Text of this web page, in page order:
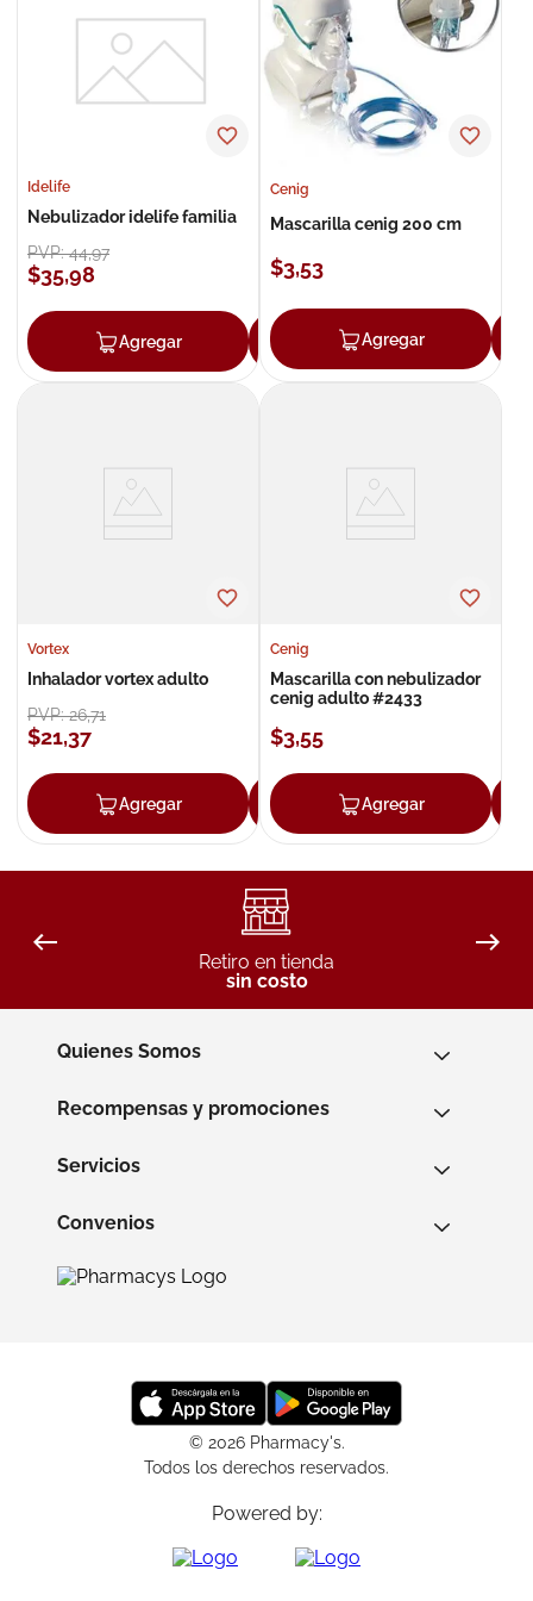
Idelife
Nebulizador idelife familia
PVP:44,97
$35,98
Agregar Agregar
Cenig
Mascarilla cenig 200 cm
$3,53
Agregar
Vortex
Inhalador vortex adulto
PVP:26,71
$21,37
Agregar Agregar
Cenig
Mascarilla con nebulizador
cenig adulto #2433
$3,55
Agregar
Retiro en tienda
sin costo
Quienes Somos
Recompensas y promociones
Servicios
Convenios
© 2026 Pharmacy's.
Todos los derechos reservados.
Powered by:
roche posay
megacistin
pañales